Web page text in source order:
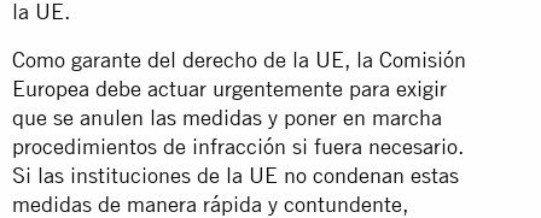
la UE.
Como garante del derecho de la UE, la Comisión
Europea debe actuar urgentemente para exigir
que se anulen las medidas y poner en marcha
procedimientos de infracción si fuera necesario.
Si las instituciones de la UE no condenan estas
medidas de manera rápida y contundente,